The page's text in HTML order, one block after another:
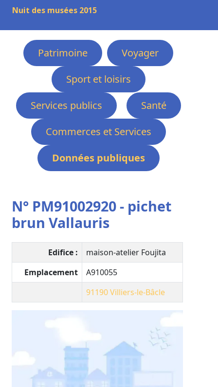
Nuit des musées 2015
Patrimoine
Voyager
Sport et loisirs
Services publics
Santé
Commerces et Services
Données publiques
N° PM91002920 - pichet
brun Vallauris
Edifice :
maison-atelier Foujita
Emplacement
A910055
91190Villiers-le-Bâcle